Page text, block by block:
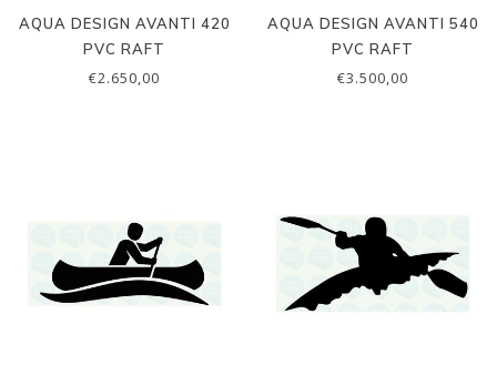
AQUA DESIGN AVANTI 420
PVC RAFT
€2.650,00
AQUA DESIGN AVANTI 540
PVC RAFT
€3.500,00